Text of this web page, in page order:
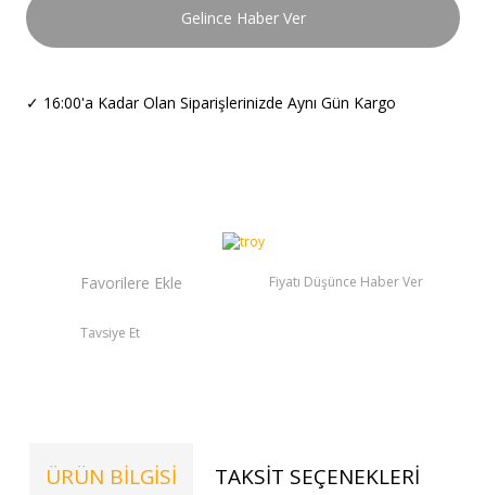
Gelince Haber Ver
✓ 16:00'a Kadar Olan Siparişlerinizde Aynı Gün Kargo
Fiyatı Düşünce Haber Ver
Tavsiye Et
ÜRÜN BILGISI TAKSIT SEÇENEKLERI